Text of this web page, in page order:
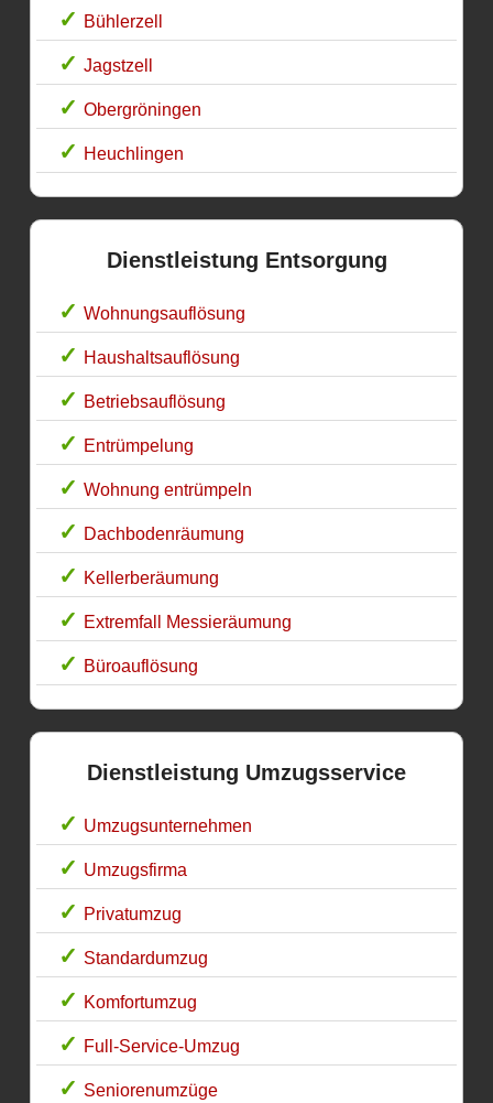
Bühlerzell
Jagstzell
Obergröningen
Heuchlingen
Dienstleistung Entsorgung
Wohnungsauflösung
Haushaltsauflösung
Betriebsauflösung
Entrümpelung
Wohnung entrümpeln
Dachbodenräumung
Kellerberäumung
Extremfall Messieräumung
Büroauflösung
Dienstleistung Umzugsservice
Umzugsunternehmen
Umzugsfirma
Privatumzug
Standardumzug
Komfortumzug
Full-Service-Umzug
Seniorenumzüge